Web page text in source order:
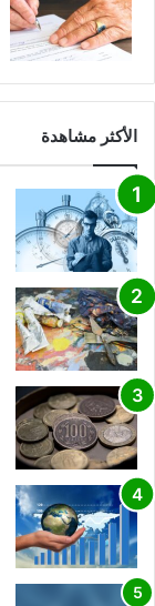
الأكثر مشاهدة